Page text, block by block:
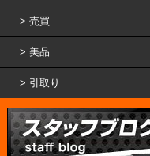
売買
美品
引取り